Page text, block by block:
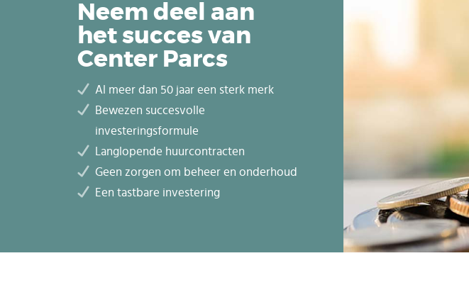
Neem deel aan
het succes van
Center Parcs
Al meer dan 50 jaar een sterk merk
Bewezen succesvolle
investeringsformule
Langlopende huurcontracten
Geen zorgen om beheer en onderhoud
Een tastbare investering